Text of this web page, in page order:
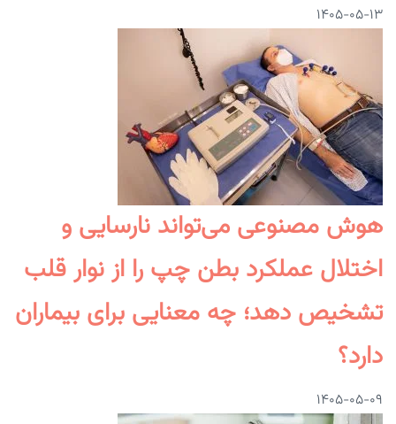
۱۴۰۵-۰۵-۱۳
هوش مصنوعی می‌تواند نارسایی و
اختلال عملکرد بطن چپ را از نوار قلب
تشخیص دهد؛ چه معنایی برای بیماران
دارد؟
۱۴۰۵-۰۵-۰۹